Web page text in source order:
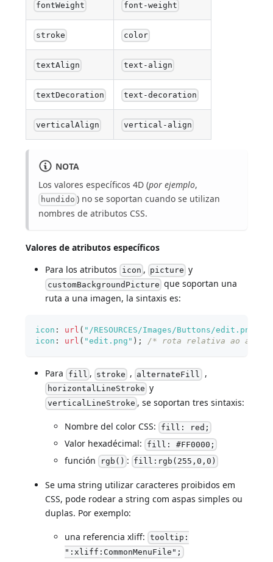
fontWeight font-weight
stroke color
textAlign text-align
textDecoration text-decoration
verticalAlign vertical-align
NOTA
Los valores específicos 4D (por ejemplo,
hundido ) no se soportan cuando se utilizan
nombres de atributos CSS.
Valores de atributos específicos
Para los atributos icon , picture y
customBackgroundPicture que soportan una
ruta a una imagen, la sintaxis es:
icon : url ( "/RESOURCES/Images/Buttons/edit.png"
icon : url ( "edit.png" ) ; /* rota relativa ao
Para fill , stroke , alternateFill ,
horizontalLineStroke y
verticalLineStroke , se soportan tres sintaxis:
Nombre del color CSS: fill: red;
Valor hexadécimal: fill: #FF0000;
función rgb() : fill:rgb(255,0,0)
Se uma string utilizar caracteres proibidos em
CSS, pode rodear a string com aspas simples ou
duplas. Por exemplo:
una referencia xliff: tooltip:
":xliff:CommonMenuFile";